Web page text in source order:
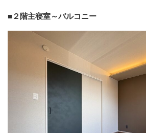
■２階主寝室～バルコニー